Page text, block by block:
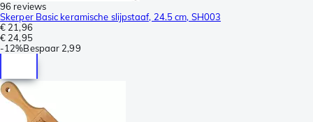
96 reviews
Skerper Basic keramische slijpstaaf, 24.5 cm, SH003
€ 21,96
€ 24,95
-12%Bespaar 2,99